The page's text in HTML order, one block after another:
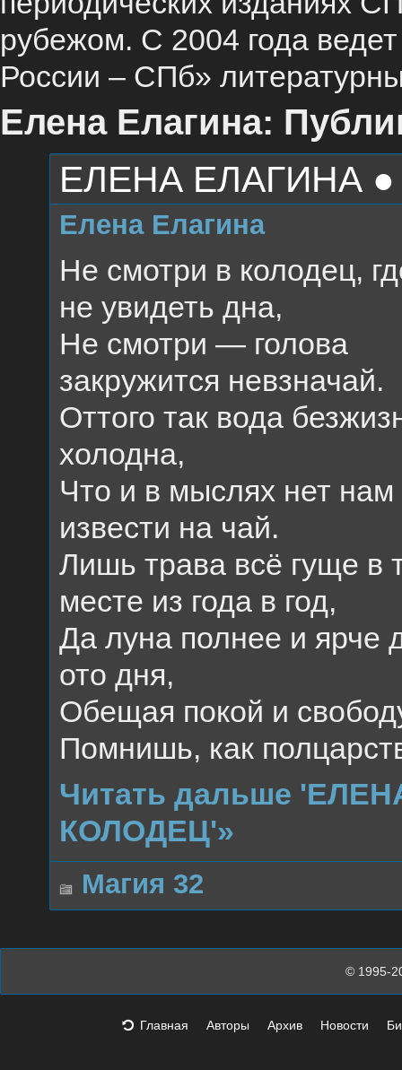
рубежом. С 2004 года
России – СПб»
Елена Елагина:
ЕЛЕНА ЕЛАГИНА
Елена Елагина
Не смотри в колодец,
не увидеть дна,
Не смотри — голова
закружится невзначай.
Оттого так вода
холодна,
Что и в мыслях нет нам
извести на чай.
Лишь трава всё гуще в
месте из года в год,
Да луна полнее и ярче
ото дня,
Обещая покой и
Помнишь, как
Читать дальше
КОЛОДЕЦ'»
Магия 32
© 1995-
Главная Авторы Архив Новости